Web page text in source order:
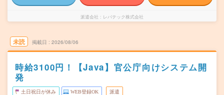
派遣会社 レバテック株式会社
未読 掲載日 2026/08/06
時給3100円！【Java】官公庁向けシステム開
発
土日祝日が休み WEB登録OK 派遣